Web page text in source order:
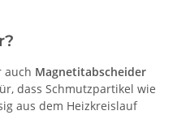
auch Magnetitabscheider
dass Schmutzpartikel wie
aus dem Heizkreislauf